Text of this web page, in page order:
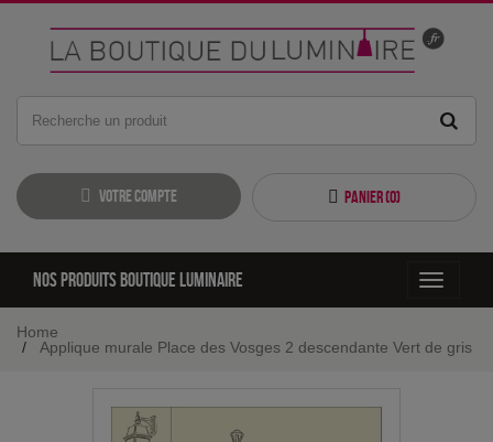
Votre compte Panier (0)
Toggle
Nos produits boutique luminaire
Home
Applique murale Place des Vosges 2 descendante Vert de gris